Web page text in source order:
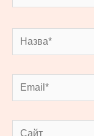
Назва*
Email*
Сайт